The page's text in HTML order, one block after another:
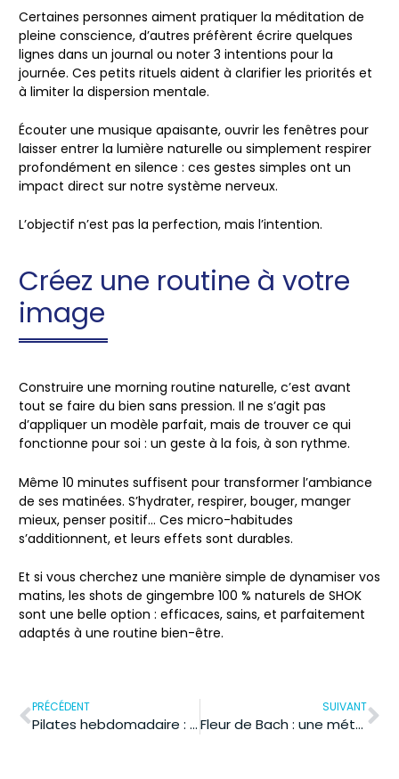
Certaines personnes aiment pratiquer la méditation de
pleine conscience, d’autres préfèrent écrire quelques
lignes dans un journal ou noter 3 intentions pour la
journée. Ces petits rituels aident à clarifier les priorités et
à limiter la dispersion mentale.
Écouter une musique apaisante, ouvrir les fenêtres pour
laisser entrer la lumière naturelle ou simplement respirer
profondément en silence : ces gestes simples ont un
impact direct sur notre système nerveux.
L’objectif n’est pas la perfection, mais l’intention.
Créez une routine à votre
image
Construire une morning routine naturelle, c’est avant
tout se faire du bien sans pression. Il ne s’agit pas
d’appliquer un modèle parfait, mais de trouver ce qui
fonctionne pour soi : un geste à la fois, à son rythme.
Même 10 minutes suffisent pour transformer l’ambiance
de ses matinées. S’hydrater, respirer, bouger, manger
mieux, penser positif… Ces micro-habitudes
s’additionnent, et leurs effets sont durables.
Et si vous cherchez une manière simple de dynamiser vos
matins, les shots de gingembre 100 % naturels de SHOK
sont une belle option : efficaces, sains, et parfaitement
adaptés à une routine bien-être.
PRÉCÉDENT
Pilates hebdomadaire : boostez votre bien-être avec 2 séances par semaine
SUIVANT
Fleur de Bach : une méthode naturelle pour l’équilibre émotionnel